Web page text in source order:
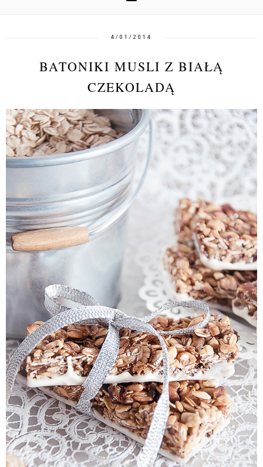
4/01/2014
BATONIKI MUSLI Z BIAŁĄ
CZEKOLADĄ